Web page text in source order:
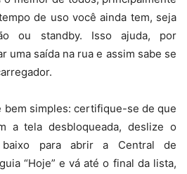
de uso você ainda tem, seja
ou standby. Isso ajuda, por
uma saída na rua e assim sabe se
bem simples: certifique-se de que
a tela desbloqueada, deslize o
para abrir a Central de
“Hoje” e vá até o final da lista,